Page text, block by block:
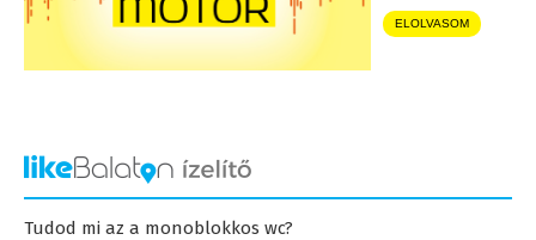
ELOLVASOM
Tudod mi az a monoblokkos wc?